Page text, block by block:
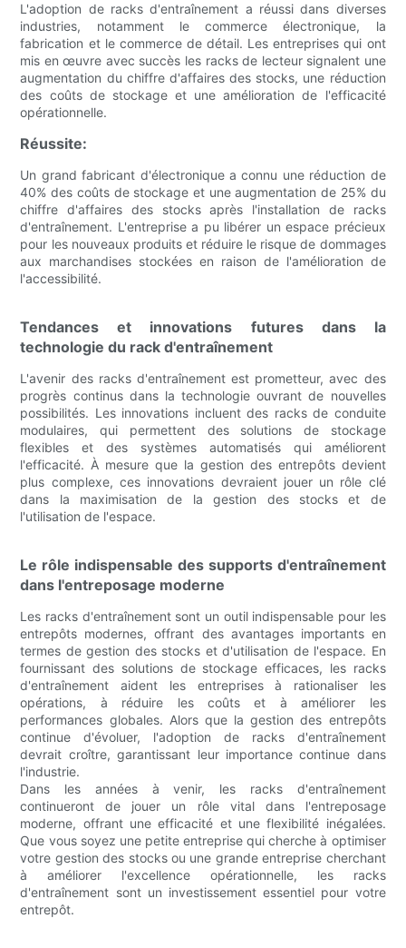
L'adoption de racks d'entraînement a réussi dans diverses
industries, notamment le commerce électronique, la
fabrication et le commerce de détail. Les entreprises qui ont
mis en œuvre avec succès les racks de lecteur signalent une
augmentation du chiffre d'affaires des stocks, une réduction
des coûts de stockage et une amélioration de l'efficacité
opérationnelle.
Réussite:
Un grand fabricant d'électronique a connu une réduction de
40% des coûts de stockage et une augmentation de 25% du
chiffre d'affaires des stocks après l'installation de racks
d'entraînement. L'entreprise a pu libérer un espace précieux
pour les nouveaux produits et réduire le risque de dommages
aux marchandises stockées en raison de l'amélioration de
l'accessibilité.
Tendances et innovations futures dans la
technologie du rack d'entraînement
L'avenir des racks d'entraînement est prometteur, avec des
progrès continus dans la technologie ouvrant de nouvelles
possibilités. Les innovations incluent des racks de conduite
modulaires, qui permettent des solutions de stockage
flexibles et des systèmes automatisés qui améliorent
l'efficacité. À mesure que la gestion des entrepôts devient
plus complexe, ces innovations devraient jouer un rôle clé
dans la maximisation de la gestion des stocks et de
l'utilisation de l'espace.
Le rôle indispensable des supports d'entraînement
dans l'entreposage moderne
Les racks d'entraînement sont un outil indispensable pour les
entrepôts modernes, offrant des avantages importants en
termes de gestion des stocks et d'utilisation de l'espace. En
fournissant des solutions de stockage efficaces, les racks
d'entraînement aident les entreprises à rationaliser les
opérations, à réduire les coûts et à améliorer les
performances globales. Alors que la gestion des entrepôts
continue d'évoluer, l'adoption de racks d'entraînement
devrait croître, garantissant leur importance continue dans
l'industrie.
Dans les années à venir, les racks d'entraînement
continueront de jouer un rôle vital dans l'entreposage
moderne, offrant une efficacité et une flexibilité inégalées.
Que vous soyez une petite entreprise qui cherche à optimiser
votre gestion des stocks ou une grande entreprise cherchant
à améliorer l'excellence opérationnelle, les racks
d'entraînement sont un investissement essentiel pour votre
entrepôt.